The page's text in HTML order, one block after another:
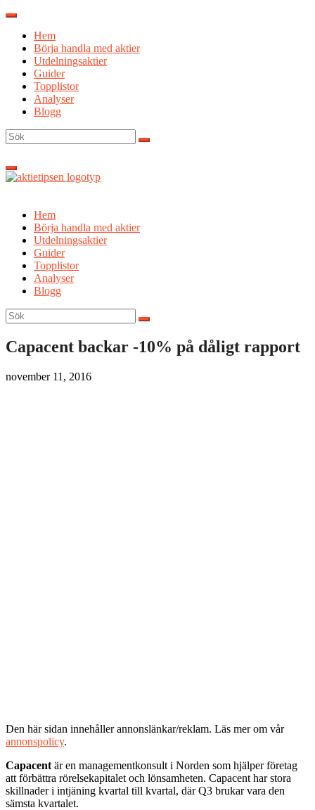
Hoppa
innehållHem
Börja handla med aktier
Utdelningsaktier
Guider
Topplistor
Analyser
Blogg
Sök
efter:
Hem
Börja handla med aktier
Utdelningsaktier
Guider
Topplistor
Analyser
Blogg
Sök
efter:
Capacent backar -10% på dåligt rapport
november 11, 2016
Den här sidan innehåller annonslänkar/reklam. Läs mer om vår
annonspolicy.
Capacent är en managementkonsult i Norden som hjälper företag
att förbättra rörelsekapitalet och lönsamheten. Capacent har stora
skillnader i intjäning kvartal till kvartal, där Q3 brukar vara den
sämsta kvartalet.